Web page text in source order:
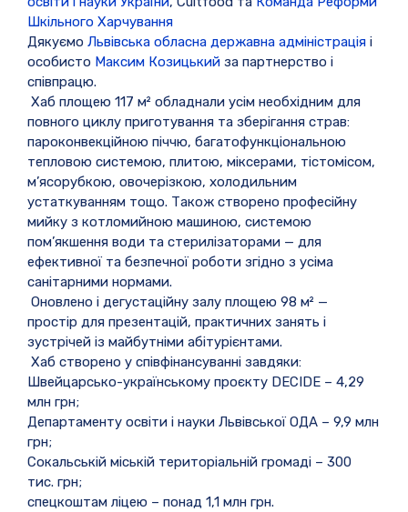
Шкільного Харчування
Дякуємо Львівська обласна державна адміністрація і
особисто Максим Козицький за партнерство і
співпрацю.
Хаб площею 117 м² обладнали усім необхідним для
повного циклу приготування та зберігання страв:
пароконвекційною піччю, багатофункціональною
тепловою системою, плитою, міксерами, тістомісом,
м’ясорубкою, овочерізкою, холодильним
устаткуванням тощо. Також створено професійну
мийку з котломийною машиною, системою
пом’якшення води та стерилізаторами — для
ефективної та безпечної роботи згідно з усіма
санітарними нормами.
Оновлено і дегустаційну залу площею 98 м² —
простір для презентацій, практичних занять і
зустрічей із майбутніми абітурієнтами.
Хаб створено у співфінансуванні завдяки:
Швейцарсько-українському проєкту DECIDE – 4,29
млн грн;
Департаменту освіти і науки Львівської ОДА – 9,9 млн
грн;
Сокальській міській територіальній громаді – 300
тис. грн;
спецкоштам ліцею – понад 1,1 млн грн.